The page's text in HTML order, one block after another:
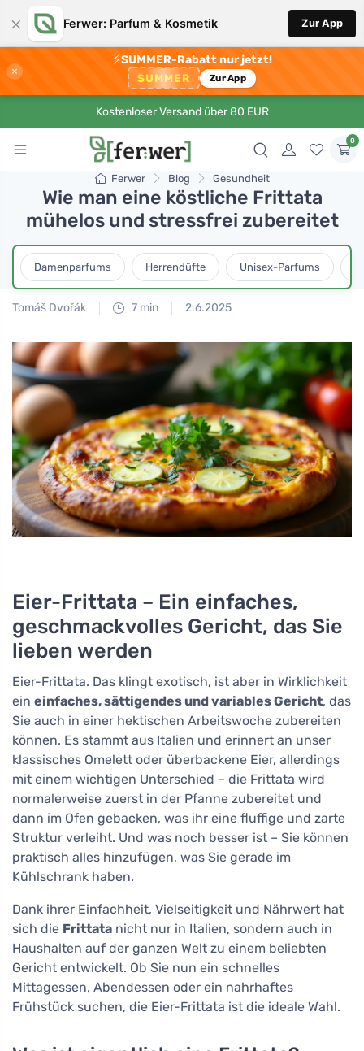
× Ferwer: Parfum & Kosmetik Zur App
×
⚡SUMMER-Rabatt nur jetzt!
SUMMER Zur App
Kostenloser Versand über 80 EUR
0
Ferwer Blog Gesundheit
Wie man eine köstliche Frittata
mühelos und stressfrei zubereitet
Damenparfums Herrendüfte Unisex-Parfums
Tomáš Dvořák 7 min 2.6.2025
Eier-Frittata – Ein einfaches,
geschmackvolles Gericht, das Sie
lieben werden
Eier-Frittata. Das klingt exotisch, ist aber in Wirklichkeit
ein einfaches, sättigendes und variables Gericht, das
Sie auch in einer hektischen Arbeitswoche zubereiten
können. Es stammt aus Italien und erinnert an unser
klassisches Omelett oder überbackene Eier, allerdings
mit einem wichtigen Unterschied – die Frittata wird
normalerweise zuerst in der Pfanne zubereitet und
dann im Ofen gebacken, was ihr eine fluffige und zarte
Struktur verleiht. Und was noch besser ist – Sie können
praktisch alles hinzufügen, was Sie gerade im
Kühlschrank haben.
Dank ihrer Einfachheit, Vielseitigkeit und Nährwert hat
sich die Frittata nicht nur in Italien, sondern auch in
Haushalten auf der ganzen Welt zu einem beliebten
Gericht entwickelt. Ob Sie nun ein schnelles
Mittagessen, Abendessen oder ein nahrhaftes
Frühstück suchen, die Eier-Frittata ist die ideale Wahl.